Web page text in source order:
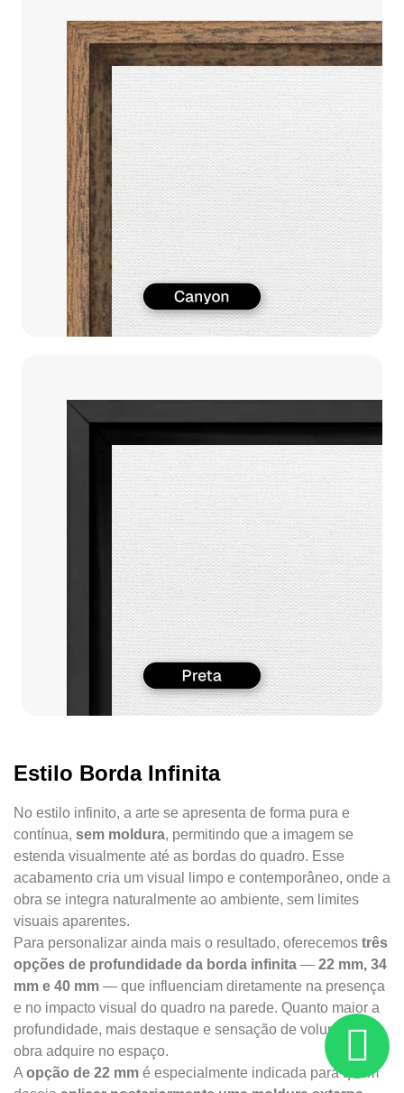
Estilo Borda Infinita
No estilo infinito, a arte se apresenta de forma pura e
contínua, sem moldura, permitindo que a imagem se
estenda visualmente até as bordas do quadro. Esse
acabamento cria um visual limpo e contemporâneo, onde a
obra se integra naturalmente ao ambiente, sem limites
visuais aparentes.
Para personalizar ainda mais o resultado, oferecemos três
opções de profundidade da borda infinita — 22 mm, 34
mm e 40 mm — que influenciam diretamente na presença
e no impacto visual do quadro na parede. Quanto maior a
profundidade, mais destaque e sensação de volume a
obra adquire no espaço.
A opção de 22 mm é especialmente indicada para quem